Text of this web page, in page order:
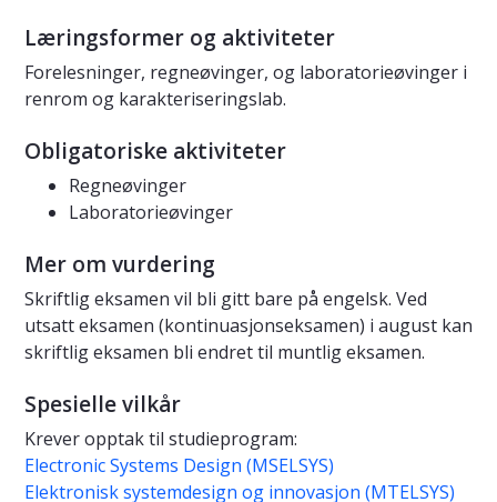
Læringsformer og aktiviteter
Forelesninger, regneøvinger, og laboratorieøvinger i
renrom og karakteriseringslab.
Obligatoriske aktiviteter
Regneøvinger
Laboratorieøvinger
Mer om vurdering
Skriftlig eksamen vil bli gitt bare på engelsk. Ved
utsatt eksamen (kontinuasjonseksamen) i august kan
skriftlig eksamen bli endret til muntlig eksamen.
Spesielle vilkår
Krever opptak til studieprogram:
Electronic Systems Design (MSELSYS)
Elektronisk systemdesign og innovasjon (MTELSYS)